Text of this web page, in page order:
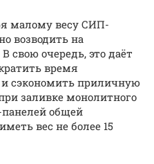
малому весу СИП-
возводить на
свою очередь, это даёт
время
и сэкономить приличную
заливке монолитного
общей
вес не более 15